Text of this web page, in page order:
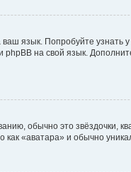
язык. Попробуйте узнать
phpBB на свой язык.
обычно это звёздочки,
«аватара» и обычно